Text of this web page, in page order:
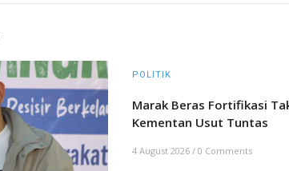
POLITIK
Marak Beras Fortifikasi
Kementan Usut Tuntas
4 August 2026 / 0 Comments